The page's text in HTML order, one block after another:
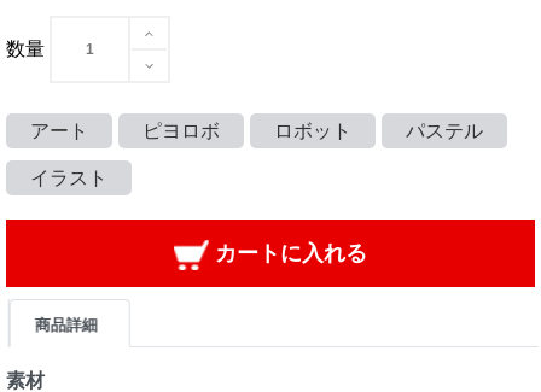
数量
アート ピヨロボ ロボット パステル
イラスト
カートに入れる
商品詳細
素材